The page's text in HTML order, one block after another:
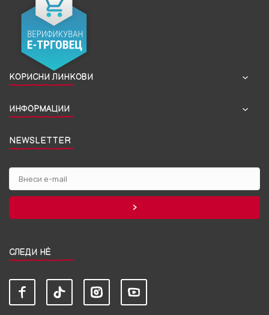
КОРИСНИ ЛИНКОВИ
ИНФОРМАЦИИ
NEWSLETTER
СЛЕДИ НЀ